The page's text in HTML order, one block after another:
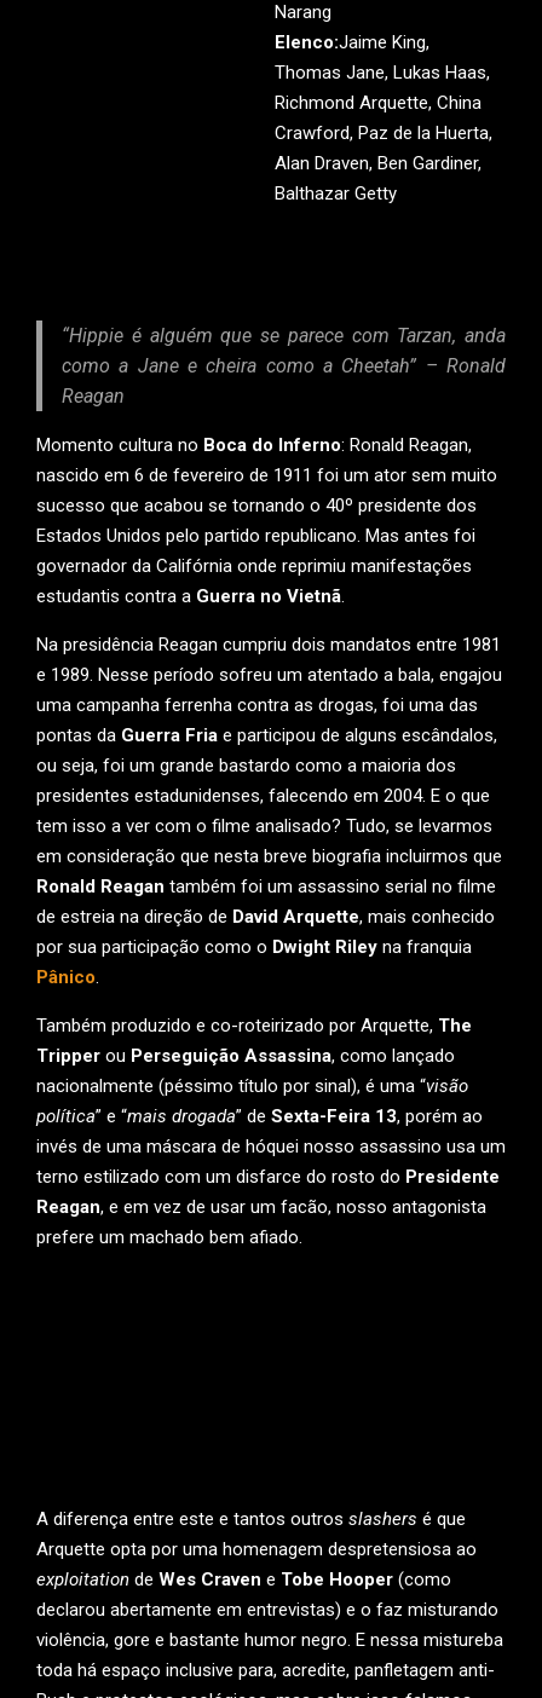
Narang
Elenco:Jaime King,
Thomas Jane, Lukas Haas,
Richmond Arquette, China
Crawford, Paz de la Huerta,
Alan Draven, Ben Gardiner,
Balthazar Getty
“Hippie é alguém que se parece com Tarzan, anda
como a Jane e cheira como a Cheetah” – Ronald
Reagan
Momento cultura no Boca do Inferno: Ronald Reagan,
nascido em 6 de fevereiro de 1911 foi um ator sem muito
sucesso que acabou se tornando o 40º presidente dos
Estados Unidos pelo partido republicano. Mas antes foi
governador da Califórnia onde reprimiu manifestações
estudantis contra a Guerra no Vietnã.
Na presidência Reagan cumpriu dois mandatos entre 1981
e 1989. Nesse período sofreu um atentado a bala, engajou
uma campanha ferrenha contra as drogas, foi uma das
pontas da Guerra Fria e participou de alguns escândalos,
ou seja, foi um grande bastardo como a maioria dos
presidentes estadunidenses, falecendo em 2004. E o que
tem isso a ver com o filme analisado? Tudo, se levarmos
em consideração que nesta breve biografia incluirmos que
Ronald Reagan também foi um assassino serial no filme
de estreia na direção de David Arquette, mais conhecido
por sua participação como o Dwight Riley na franquia
Pânico.
Também produzido e co-roteirizado por Arquette, The
Tripper ou Perseguição Assassina, como lançado
nacionalmente (péssimo título por sinal), é uma “visão
política” e “mais drogada” de Sexta-Feira 13, porém ao
invés de uma máscara de hóquei nosso assassino usa um
terno estilizado com um disfarce do rosto do Presidente
Reagan, e em vez de usar um facão, nosso antagonista
prefere um machado bem afiado.
A diferença entre este e tantos outros slashers é que
Arquette opta por uma homenagem despretensiosa ao
exploitation de Wes Craven e Tobe Hooper (como
declarou abertamente em entrevistas) e o faz misturando
violência, gore e bastante humor negro. E nessa mistureba
toda há espaço inclusive para, acredite, panfletagem anti-